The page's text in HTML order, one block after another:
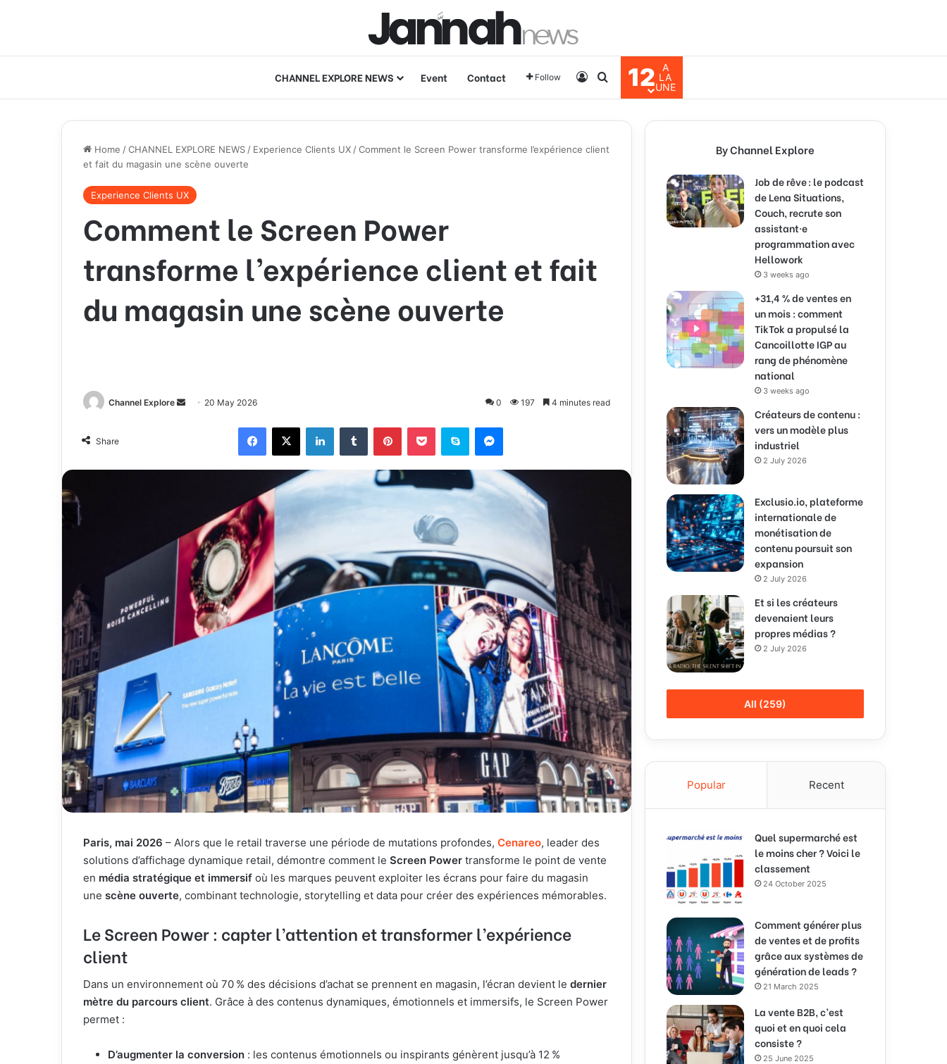
CHANNEL EXPLORE NEWS Event Contact Follow Log InSearch for
12
A
LA
UNE
Home /CHANNEL EXPLORE NEWS / Experience Clients UX /Comment le Screen Power transforme l’expérience client
et fait du magasin une scène ouverte
Experience Clients UX
Comment le Screen Power
transforme l’expérience client et fait
du magasin une scène ouverte
Channel Explore
a
a
20 May 2026 0 197 4 minutes read
Share
Paris, mai 2026 – Alors que le retail traverse une période de mutations profondes, Cenareo, leader des
solutions d’affichage dynamique retail, démontre comment le Screen Power transforme le point de vente
en média stratégique et immersif où les marques peuvent exploiter les écrans pour faire du magasin
une scène ouverte, combinant technologie, storytelling et data pour créer des expériences mémorables.
Le Screen Power : capter l’attention et transformer l’expérience
client
Dans un environnement où 70 % des décisions d’achat se prennent en magasin, l’écran devient le dernier
mètre du parcours client. Grâce à des contenus dynamiques, émotionnels et immersifs, le Screen Power
permet :
D’augmenter la conversion : les contenus émotionnels ou inspirants génèrent jusqu’à 12 %
By Channel Explore
Job de rêve : le podcast
de Lena Situations,
Couch, recrute son
assistant·e
programmation avec
Hellowork
3 weeks ago
+31,4 % de ventes en
un mois : comment
TikTok a propulsé la
Cancoillotte IGP au
rang de phénomène
national
3 weeks ago
Créateurs de contenu :
vers un modèle plus
industriel
2 July 2026
Exclusio.io, plateforme
internationale de
monétisation de
contenu poursuit son
expansion
2 July 2026
Et si les créateurs
devenaient leurs
propres médias ?
2 July 2026
All (259)
Popular Recent
Quel supermarché est
le moins cher ? Voici le
classement
24 October 2025
Comment générer plus
de ventes et de profits
grâce aux systèmes de
génération de leads ?
21 March 2025
La vente B2B, c’est
quoi et en quoi cela
consiste ?
25 June 2025